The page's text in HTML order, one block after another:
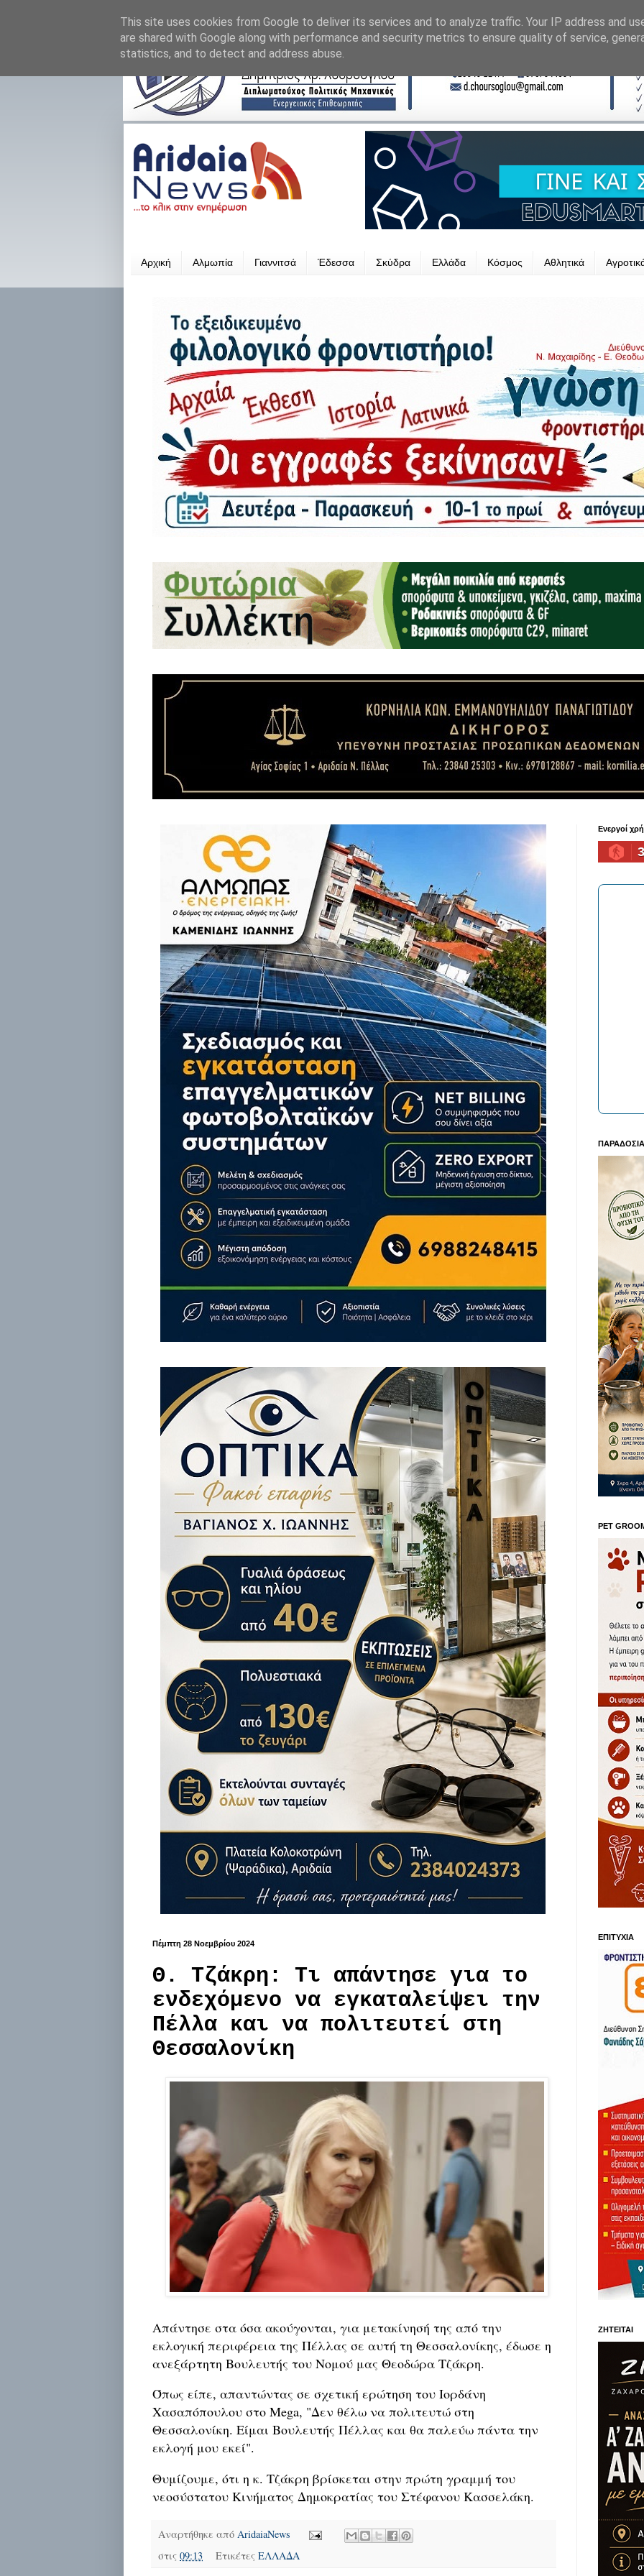
Αρχική Αλμωπία Γιαννιτσά Έδεσσα Σκύδρα Ελλάδα Κόσμος Αθλητικά
Πέμπτη 28 Νοεμβρίου 2024
Θ. Τζάκρη: Τι απάντησε για το
ενδεχόμενο να εγκαταλείψει την
Πέλλα και να πολιτευτεί στη
Θεσσαλονίκη
Απάντησε στα όσα ακούγονται, για μετακίνησή της από την
εκλογική περιφέρεια της Πέλλας σε αυτή τη Θεσσαλονίκης, έδωσε η
ανεξάρτητη Βουλευτής του Νομού μας Θεοδώρα Τζάκρη.
Όπως είπε, απαντώντας σε σχετική ερώτηση του Ιορδάνη
Χασαπόπουλου στο Mega, "Δεν θέλω να πολιτευτώ στη
Θεσσαλονίκη. Είμαι Βουλευτής Πέλλας και θα παλεύω πάντα την
εκλογή μου εκεί".
Θυμίζουμε, ότι η κ. Τζάκρη βρίσκεται στην πρώτη γραμμή του
νεοσύστατου Κινήματος Δημοκρατίας του Στέφανου Κασσελάκη.
Αναρτήθηκε από AridaiaNews
στις 09:13 ΕτικέτεςΕΛΛΑΔΑ
Ενεργοί
PET
ΕΠΙΤΥΧΙΑ
ΖΗΤΕΙΤΑΙ
This site uses cookies from Google to deliver its services and to analyze traffic. Your IP address and
are shared with Google along with performance and security metrics to ensure quality of service,
statistics, and to detect and address abuse.